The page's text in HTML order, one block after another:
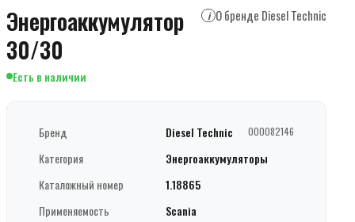
Энергоаккумулятор
30/30
i О бренде Diesel Technic
Есть в наличии
Бренд Diesel Technic 000082146
Категория
Энергоаккумуляторы
Каталожный номер
1.18865
Применяемость
Scania